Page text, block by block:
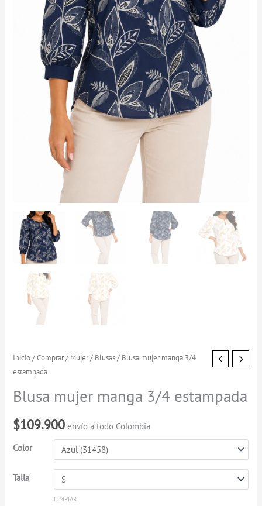
Inicio/Comprar/ Mujer/ Blusas/ Blusa mujer manga 3/4
estampada
Blusa mujer manga 3/4 estampada
$109.900 envío a todo Colombia
Color
Talla
LIMPIAR
Blusa
mujer
manga
3/4
estampada